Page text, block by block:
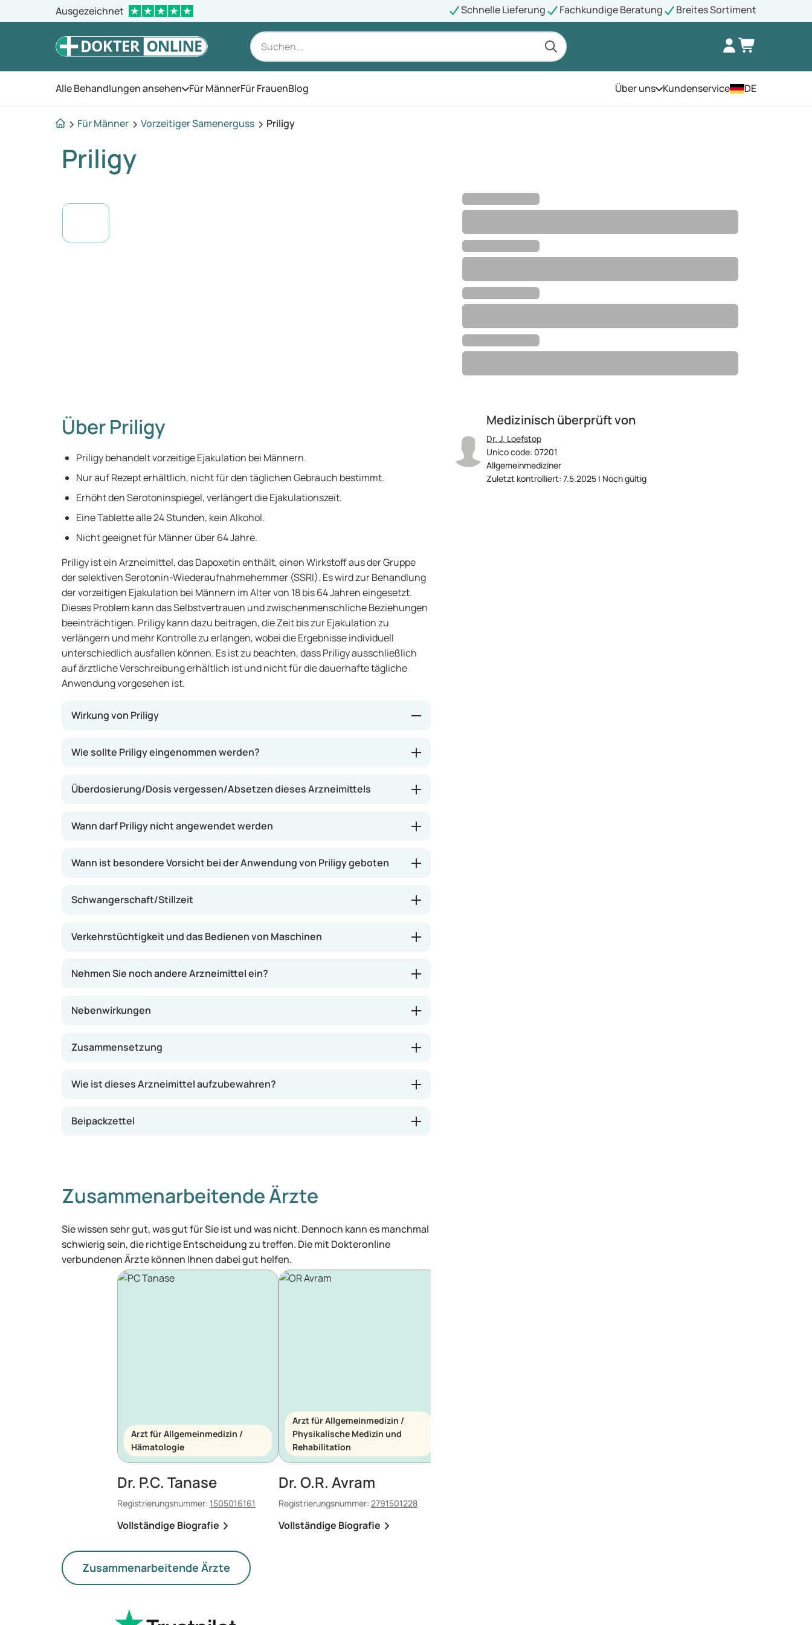
Ausgezeichnet Schnelle Lieferung Fachkundige Beratung Breites Sortiment
Alle Behandlungen ansehen Öffnen Sie das Menü
Für MännerFür FrauenBlog Über unsÖffnen Sie das Menü
Kundenservice DE
Für Männer Vorzeitiger Samenerguss Priligy
Priligy
Medizinisch überprüft von
Dr. J. Loefstop
Unico code: 07201
Allgemeinmediziner
Zuletzt kontrolliert: 7.5.2025 | Noch gültig
Über Priligy
Priligy behandelt vorzeitige Ejakulation bei Männern.
Nur auf Rezept erhältlich, nicht für den täglichen Gebrauch bestimmt.
Erhöht den Serotoninspiegel, verlängert die Ejakulationszeit.
Eine Tablette alle 24 Stunden, kein Alkohol.
Nicht geeignet für Männer über 64 Jahre.
Priligy ist ein Arzneimittel, das Dapoxetin enthält, einen Wirkstoff aus der Gruppe
der selektiven Serotonin-Wiederaufnahmehemmer (SSRI). Es wird zur Behandlung
der vorzeitigen Ejakulation bei Männern im Alter von 18 bis 64 Jahren eingesetzt.
Dieses Problem kann das Selbstvertrauen und zwischenmenschliche Beziehungen
beeinträchtigen. Priligy kann dazu beitragen, die Zeit bis zur Ejakulation zu
verlängern und mehr Kontrolle zu erlangen, wobei die Ergebnisse individuell
unterschiedlich ausfallen können. Es ist zu beachten, dass Priligy ausschließlich
auf ärztliche Verschreibung erhältlich ist und nicht für die dauerhafte tägliche
Anwendung vorgesehen ist.
Wirkung von Priligy
Priligy wirkt, indem es die Menge an Serotonin im Gehirn beeinflusst. Serotonin
spielt eine Rolle bei der Regulation der Ejakulation. Durch die Verstärkung der
verlängern und mehr Kontrolle zu erlangen. Dies kann zu einer verbesserten
Wie sollte Priligy eingenommen werden?
Überdosierung/Dosis vergessen/Absetzen dieses Arzneimittels
Wann darf Priligy nicht angewendet werden
Wann ist besondere Vorsicht bei der Anwendung von Priligy geboten
Schwangerschaft/Stillzeit
Verkehrstüchtigkeit und das Bedienen von Maschinen
Nehmen Sie noch andere Arzneimittel ein?
Nebenwirkungen
Zusammensetzung
Wie ist dieses Arzneimittel aufzubewahren?
Beipackzettel
Zusammenarbeitende Ärzte
Sie wissen sehr gut, was gut für Sie ist und was nicht. Dennoch kann es manchmal
schwierig sein, die richtige Entscheidung zu treffen. Die mit Dokteronline
verbundenen Ärzte können Ihnen dabei gut helfen.
Arzt für Allgemeinmedizin /
Hämatologie
Dr. P.C. Tanase
Registrierungsnummer: 1505016161
Vollständige Biografie
Arzt für Allgemeinmedizin /
Physikalische Medizin und
Rehabilitation
Dr. O.R. Avram
Registrierungsnummer: 2791501228
Vollständige Biografie
Zusammenarbeitende Ärzte